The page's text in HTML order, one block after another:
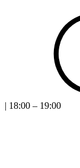
| 18:00 – 19:00